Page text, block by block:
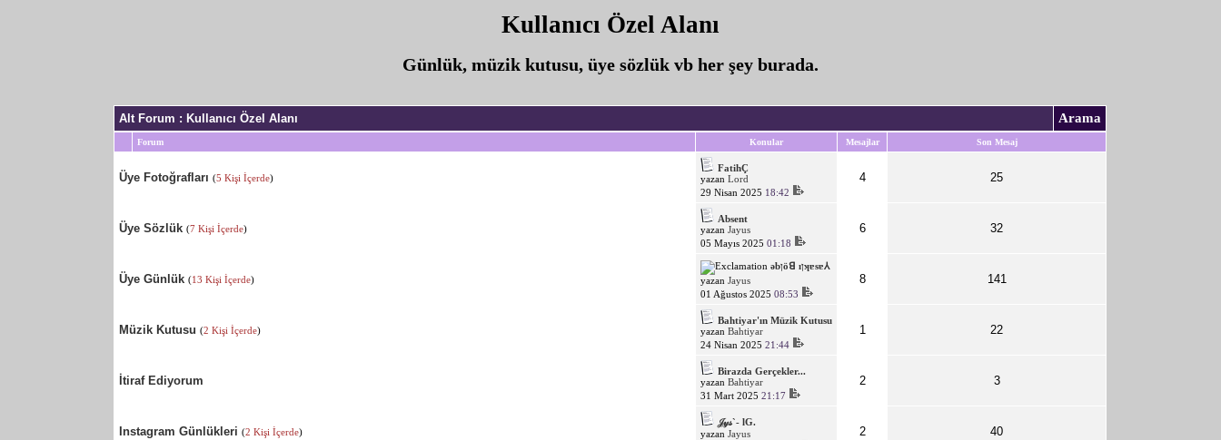
Kullanıcı Özel Alanı
Günlük, müzik kutusu, üye sözlük vb her şey burada.
Alt Forum : Kullanıcı Özel Alanı Arama
Forum Konular Mesajlar Son Mesaj
Üye Fotoğrafları (5 Kişi İçerde)
FatihÇ
yazanLord
29 Nisan 2025 18:42
4 25
Üye Sözlük (7 Kişi İçerde)
Absent
yazanJayus
05 Mayıs 202501:18
6 32
Üye Günlük (13 Kişi İçerde)
ǝbןöꓭ ıןʞɐsɐ⅄
yazanJayus
01 Ağustos 202508:53
8 141
Müzik Kutusu (2 Kişi İçerde)
Bahtiyar'ın Müzik Kutusu
yazanBahtiyar
24 Nisan 202521:44
1 22
İtiraf Ediyorum
Birazda Gerçekler...
yazanBahtiyar
31 Mart 202521:17
2 3
Instagram Günlükleri (2 Kişi İçerde)
𝒥𝓎𝓈`- lG.
yazanJayus
2 40